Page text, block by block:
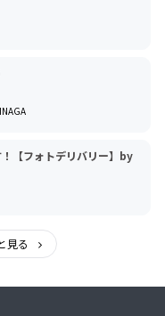
【フォトデリバリー】by
見る